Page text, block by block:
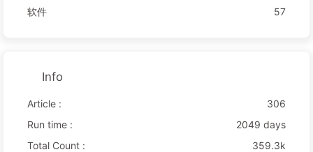
软件
57
Info
Article :
306
Run time :
2049 days
Total Count :
359.3k